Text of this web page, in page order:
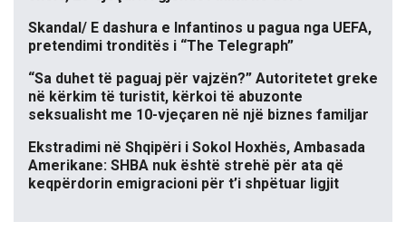
Skandal/ E dashura e Infantinos u pagua nga UEFA,
pretendimi tronditës i “The Telegraph”
“Sa duhet të paguaj për vajzën?” Autoritetet greke
në kërkim të turistit, kërkoi të abuzonte
seksualisht me 10-vjeçaren në një biznes familjar
Ekstradimi në Shqipëri i Sokol Hoxhës, Ambasada
Amerikane: SHBA nuk është strehë për ata që
keqpërdorin emigracioni për t’i shpëtuar ligjit